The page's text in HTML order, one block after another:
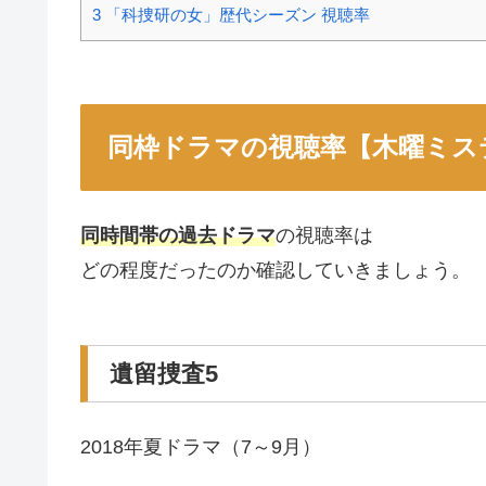
3 「科捜研の女」歴代シーズン 視聴率
同枠ドラマの視聴率【木曜ミ
同時間帯の過去ドラマの視聴率は
どの程度だったのか確認していきましょう。
遺留捜査5
2018年夏ドラマ（7～9月）